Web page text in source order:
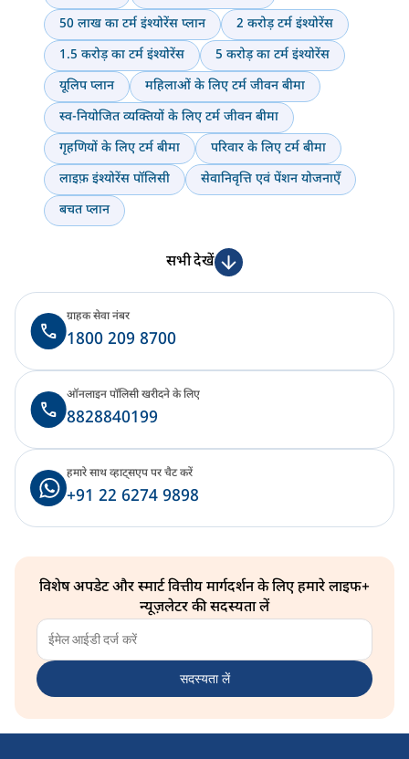
50 लाख का टर्म इंश्योरेंस प्लान
2 करोड़ टर्म इंश्योरेंस
1.5 करोड़ का टर्म इंश्योरेंस
5 करोड़ का टर्म इंश्योरेंस
यूलिप प्लान
महिलाओं के लिए टर्म जीवन बीमा
स्व-नियोजित व्यक्तियों के लिए टर्म जीवन बीमा
गृहणियों के लिए टर्म बीमा
परिवार के लिए टर्म बीमा
लाइफ़ इंश्योरेंस पॉलिसी
सेवानिवृत्ति एवं पेंशन योजनाएँ
बचत प्लान
सभी देखें
1800 209 8700
ग्राहक सेवा नंबर
8828840199
ऑनलाइन पॉलिसी खरीदने के लिए
+91 22 6274 9898
हमारे साथ व्हाट्सएप पर चैट करें
विशेष अपडेट और स्मार्ट वित्तीय मार्गदर्शन के लिए हमारे लाइफ+
न्यूज़लेटर की सदस्यता लें
सदस्यता लें